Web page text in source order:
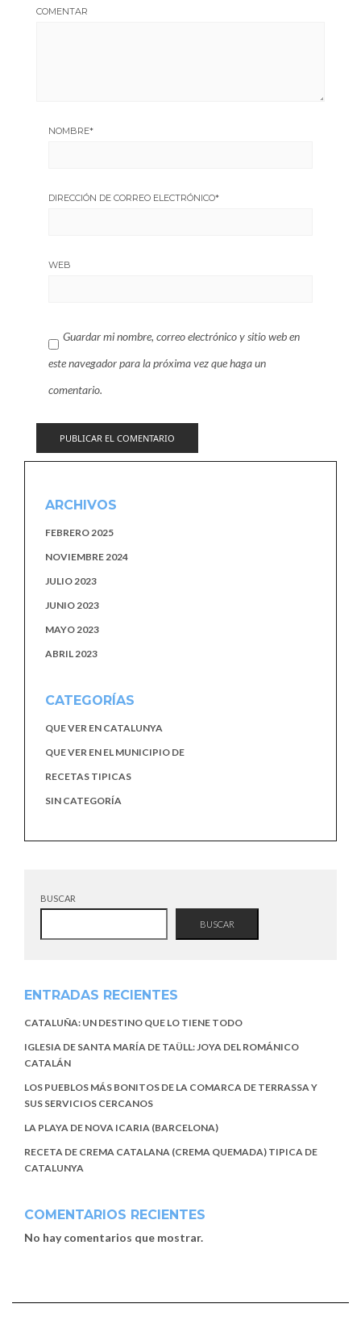
COMENTAR
NOMBRE*
DIRECCIÓN DE CORREO ELECTRÓNICO*
WEB
Guardar mi nombre, correo electrónico y sitio web en
este navegador para la próxima vez que haga un
comentario.
ARCHIVOS
FEBRERO 2025
NOVIEMBRE 2024
JULIO 2023
JUNIO 2023
MAYO 2023
ABRIL 2023
CATEGORÍAS
QUE VER EN CATALUNYA
QUE VER EN EL MUNICIPIO DE
RECETAS TIPICAS
SIN CATEGORÍA
BUSCAR
BUSCAR
ENTRADAS RECIENTES
CATALUÑA: UN DESTINO QUE LO TIENE TODO
IGLESIA DE SANTA MARÍA DE TAÜLL: JOYA DEL ROMÁNICO
CATALÁN
LOS PUEBLOS MÁS BONITOS DE LA COMARCA DE TERRASSA Y
SUS SERVICIOS CERCANOS
LA PLAYA DE NOVA ICARIA (BARCELONA)
RECETA DE CREMA CATALANA (CREMA QUEMADA) TIPICA DE
CATALUNYA
COMENTARIOS RECIENTES
No hay comentarios que mostrar.